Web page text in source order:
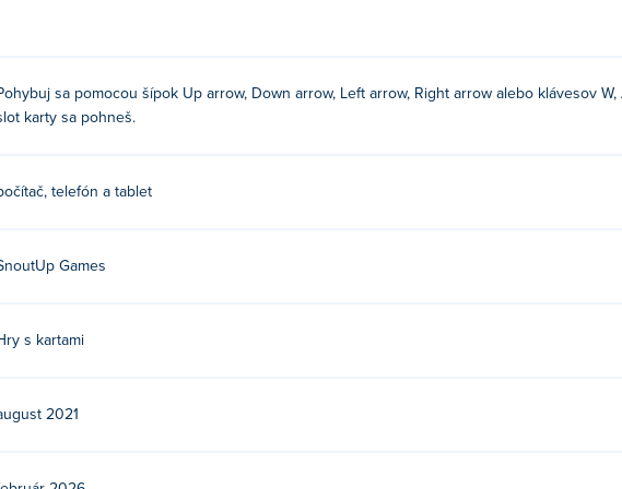
ťuknite na požadovaný otvor pre kartu
sa pomocou šípok Up arrow, Down arrow, Left arrow, Right arrow alebo klávesov W,
karty sa pohneš.
telefón a tablet
Games
s kartami
2021